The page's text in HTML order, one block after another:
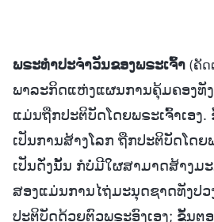
ພຣະທຳປະຈຳວັນຂອງພຣະເຈົ້າ (ຄັດ
ພາລະກິດແຫ່ງແຜນການຄຸ້ມຄອງທັ
ແມ່ນຖືກປະຕິບັດໂດຍພຣະເຈົ້າເອງ.
ເປັນການສ້າງໂລກ ຖືກປະຕິບັດໂດຍ
ເປັນດັ່ງນັ້ນ ກໍບໍ່ມີໃຜສາມາດສ້າງມ
ສອງແມ່ນການໄຖ່ມະນຸດຊາດທັງປ
ປະຕິບັດດ້ວຍຕົວພຣະອົງເອງ; ຂັ້ນຕ